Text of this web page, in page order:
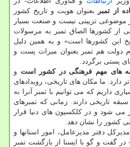
از تمبر
بعنوان هویت و تاریخ کشور
موضوعی تزیینی نیست و صنعت بسیار
از کشورها الصاق تمبر به مرسولات
این کشورها است» و به همین دلیل
دولت هم تمبر بعنوان میراث پست و
پستی برگردد.
های مهم فرهنگی در کشور است و
دارد. ما مکان های تاریخی، رویدادهای
داریم که می توانیم با تمبر آنرا به
سبقه تاریخی دارند. زمانی که تمبرهای
می شود و در کلکسیون های دنیا قرار
کشور را نشان دهد.
دفتر مدیرعامل، امور استانها و
گفت و گو با ایسنا از بازگشت تمبر